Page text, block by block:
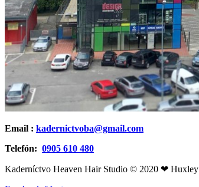
Email : kadernictvoba@gmail.com
Telefón: 0905 610 480
Kaderníctvo Heaven Hair Studio © 2020 ❤ Huxley